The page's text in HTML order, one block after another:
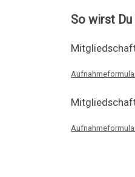
So wirst